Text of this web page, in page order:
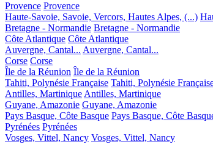
Provence Provence
Haute-Savoie, Savoie, Vercors, Hautes Alpes, (...)
Bretagne - Normandie Bretagne - Normandie
Côte Atlantique Côte Atlantique
Auvergne, Cantal... Auvergne, Cantal...
Corse Corse
Île de la Réunion Île de la Réunion
Tahiti, Polynésie Française Tahiti, Polynésie
Antilles, MartiniqueAntilles, Martinique
Guyane, Amazonie Guyane, Amazonie
Pays Basque, Côte Basque Pays Basque, Côte
Pyrénées Pyrénées
Vosges, Vittel, Nancy Vosges, Vittel, Nancy